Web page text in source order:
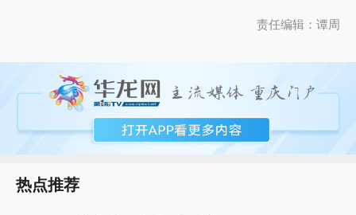
责任编辑：谭周
热点推荐